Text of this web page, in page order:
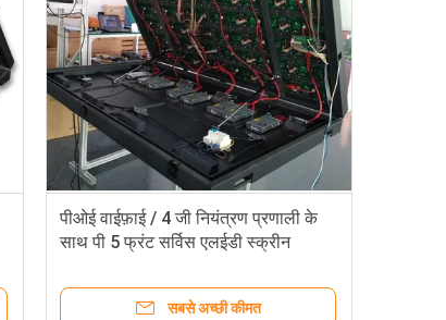
पीओई वाईफ़ाई / 4 जी नियंत्रण प्रणाली के
साथ पी 5 फ्रंट सर्विस एलईडी स्क्रीन
सबसे अच्छी कीमत